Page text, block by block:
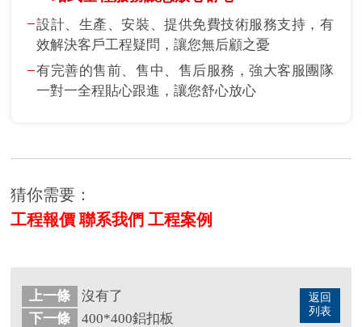
設計、生產、安裝、提供免費技術服務支持，有
效解決客戶工程疑問，讓您無后顧之憂
有完善的售前、售中、售后服務，強大客服團隊
一對一全程貼心跟進，讓您舒心放心
猜你需要：
工程報價 聯系我們 工程案例
返回
列表
上一條
沒有了
下一條
400*400鋁扣板